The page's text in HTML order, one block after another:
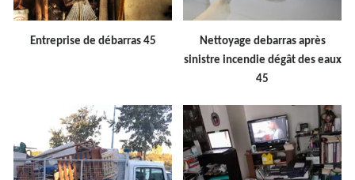
Entreprise de débarras 45
Nettoyage debarras après
sinistre incendie dégât des eaux
45